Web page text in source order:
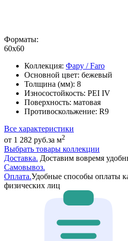
Форматы:
60x60
Коллекция: Фару / Faro
Основной цвет: бежевый
Толщина (мм): 8
Износостойкость: PEI IV
Поверхность: матовая
Противоскольжение: R9
Все характеристики
от 1 282 руб.за м2
Выбрать товары коллекции
Доставка. Доставим вовремя
Самовывоз.
Оплата.Удобные способы оплаты
физических лиц